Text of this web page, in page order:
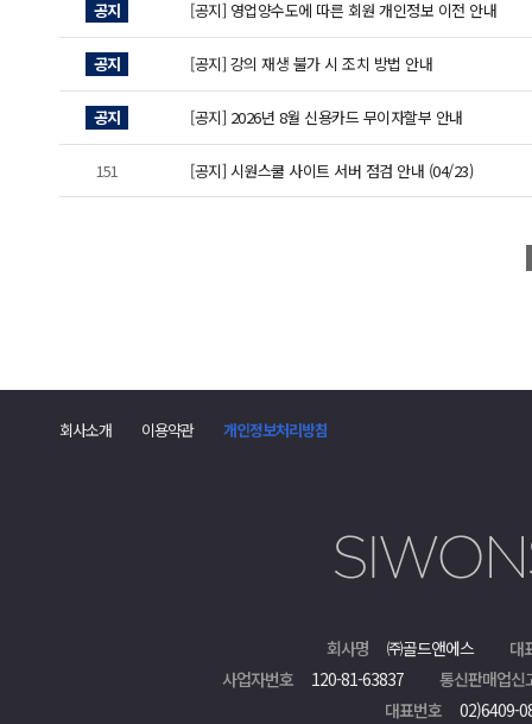
공지 [공지] 영업양수도에 따른 회원 개인정보 이전 안내
공지 [공지] 강의 재생 불가 시 조치 방법 안내
공지 [공지] 2026년 8월 신용카드 무이자할부 안내
151 [공지] 시원스쿨 사이트 서버 점검 안내 (04/23)
회사소개 이용약관 개인정보처리방침
회사명 ㈜골드앤에스
대
사업자번호
120-81-63837
통신판매업신
대표번호
02)6409-